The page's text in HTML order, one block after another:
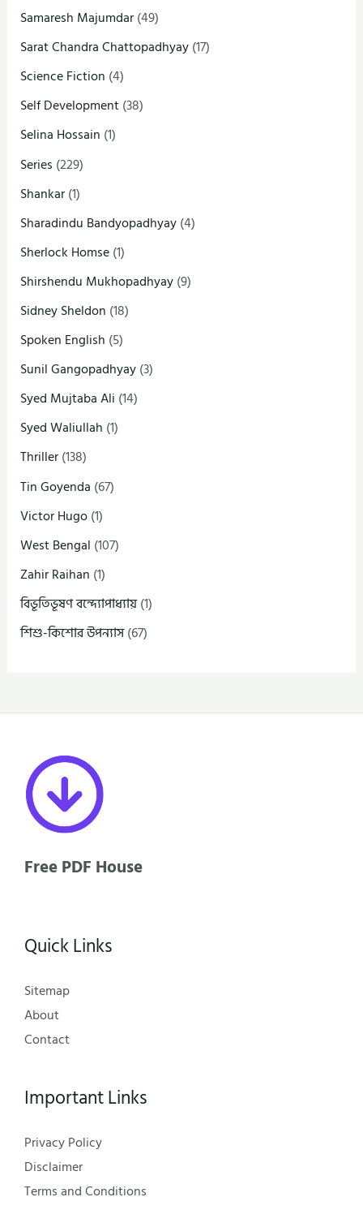
Samaresh Majumdar(49)
Sarat Chandra Chattopadhyay(17)
Science Fiction (4)
Self Development(38)
Selina Hossain (1)
Series (229)
Shankar(1)
Sharadindu Bandyopadhyay(4)
Sherlock Homse(1)
Shirshendu Mukhopadhyay(9)
Sidney Sheldon (18)
Spoken English (5)
Sunil Gangopadhyay(3)
Syed Mujtaba Ali (14)
Syed Waliullah (1)
Thriller(138)
Tin Goyenda (67)
Victor Hugo(1)
West Bengal (107)
Zahir Raihan (1)
বিভূতিভূষণ বন্দ্যোপাধ্যায়(1)
শিশু-কিশোর উপন্যাস(67)
Free PDF House
Quick Links
Sitemap
About
Contact
Important Links
Privacy Policy
Disclaimer
Terms and Conditions